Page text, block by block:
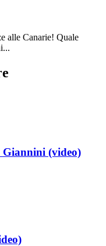
alle Canarie! Quale
Giannini (video)